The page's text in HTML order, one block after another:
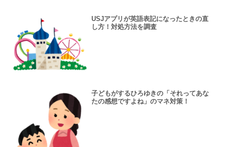
USJアプリが英語表記になったときの直
し方！対処方法を調査
子どもがするひろゆきの「それってあな
たの感想ですよね」のマネ対策！